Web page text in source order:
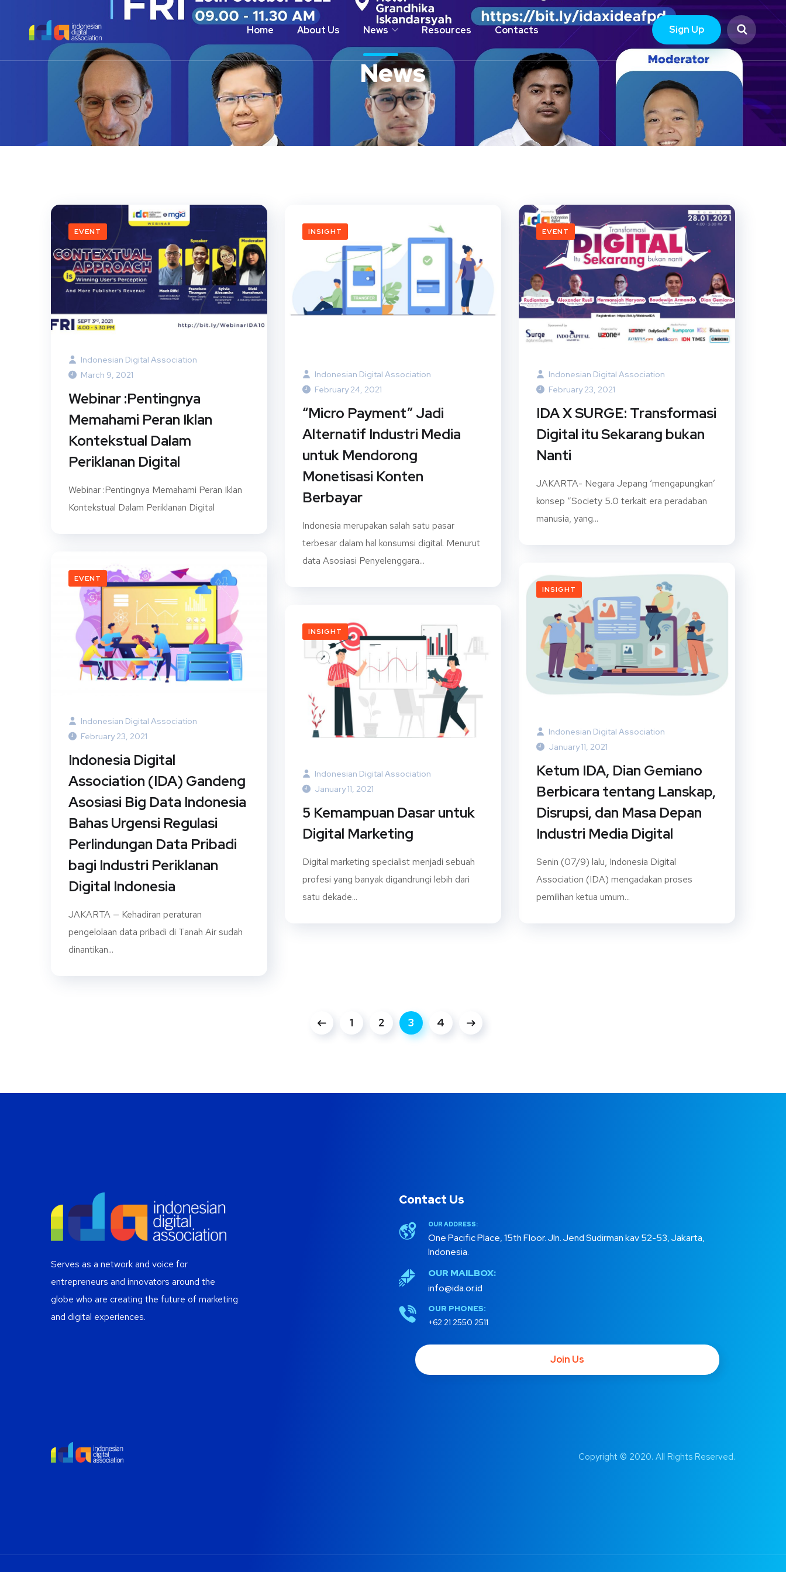
Home About Us News Resources Contacts Sign Up
News
EVENT
Indonesian Digital Association
March 9, 2021
Webinar :Pentingnya
Memahami Peran Iklan
Kontekstual Dalam
Periklanan Digital
Webinar :Pentingnya Memahami Peran Iklan
Kontekstual Dalam Periklanan Digital
INSIGHT
Indonesian Digital Association
February 24, 2021
“Micro Payment” Jadi
Alternatif Industri Media
untuk Mendorong
Monetisasi Konten
Berbayar
Indonesia merupakan salah satu pasar
terbesar dalam hal konsumsi digital. Menurut
data Asosiasi Penyelenggara...
EVENT
Indonesian Digital Association
February 23, 2021
IDA X SURGE: Transformasi
Digital itu Sekarang bukan
Nanti
JAKARTA- Negara Jepang ‘mengapungkan’
konsep “Society 5.0 terkait era peradaban
manusia, yang...
EVENT
Indonesian Digital Association
February 23, 2021
Indonesia Digital
Association (IDA) Gandeng
Asosiasi Big Data Indonesia
Bahas Urgensi Regulasi
Perlindungan Data Pribadi
bagi Industri Periklanan
Digital Indonesia
JAKARTA — Kehadiran peraturan
pengelolaan data pribadi di Tanah Air sudah
dinantikan...
INSIGHT
Indonesian Digital Association
January 11, 2021
Ketum IDA, Dian Gemiano
Berbicara tentang Lanskap,
Disrupsi, dan Masa Depan
Industri Media Digital
Senin (07/9) lalu, Indonesia Digital
Association (IDA) mengadakan proses
pemilihan ketua umum...
INSIGHT
Indonesian Digital Association
January 11, 2021
5 Kemampuan Dasar untuk
Digital Marketing
Digital marketing specialist menjadi sebuah
profesi yang banyak digandrungi lebih dari
satu dekade...
1 2 3 4
Serves as a network and voice for
entrepreneurs and innovators around the
globe who are creating the future of marketing
and digital experiences.
Contact Us
OUR ADDRESS:
One Pacific Place, 15th Floor. Jln. Jend Sudirman kav 52-53, Jakarta,
Indonesia.
OUR MAILBOX:
info@ida.or.id
OUR PHONES:
+62 21 2550 2511
Join Us
Copyright © 2020. All Rights Reserved.